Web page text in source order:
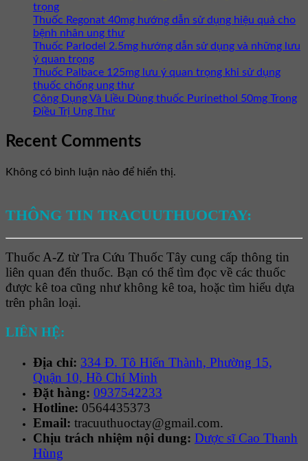
trọng
Thuốc Regonat 40mg hướng dẫn sử dụng hiệu quả cho
bệnh nhân ung thư
Thuốc Parlodel 2.5mg hướng dẫn sử dụng và những lưu
ý quan trọng
Thuốc Palbace 125mg lưu ý quan trọng khi sử dụng
thuốc chống ung thư
Công Dụng Và Liều Dùng thuốc Purinethol 50mg Trong
Điều Trị Ung Thư
Recent Comments
Không có bình luận nào để hiển thị.
THÔNG TIN TRACUUTHUOCTAY:
Thuốc A-Z từ Tra Cứu Thuốc Tây cung cấp thông tin
liên quan đến thuốc. Bạn có thể tìm đọc về các thuốc
được kê toa cũng như không kê toa, hoặc tìm hiểu dựa
trên phân loại.
LIÊN HỆ:
Địa chỉ: 334 Đ. Tô Hiến Thành, Phường 15,
Quận 10, Hồ Chí Minh
Đặt hàng: 0937542233
Hotline: 0564435373
Email: tracuuthuoctay@gmail.com.
Chịu trách nhiệm nội dung: Dược sĩ Cao Thanh
Hùng